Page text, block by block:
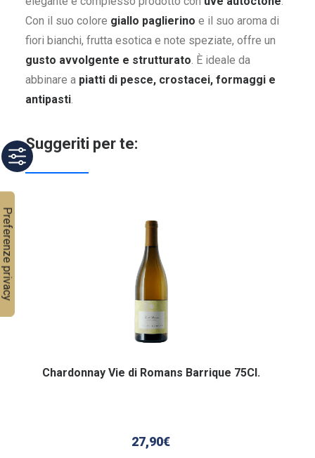
Con il suo colore giallo paglierino e il suo aroma di
fiori bianchi, frutta esotica e note speziate, offre un
gusto avvolgente e strutturato. È ideale da
abbinare a piatti di pesce, crostacei, formaggi e
antipasti.
Suggeriti per te:
Chardonnay Vie di Romans Barrique 75Cl.
27,90€